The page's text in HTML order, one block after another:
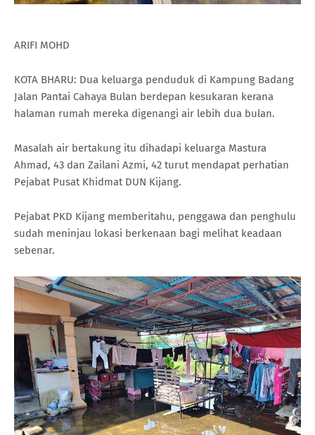
ARIFI MOHD
KOTA BHARU: Dua keluarga penduduk di Kampung Badang
Jalan Pantai Cahaya Bulan berdepan kesukaran kerana
halaman rumah mereka digenangi air lebih dua bulan.
Masalah air bertakung itu dihadapi keluarga Mastura
Ahmad, 43 dan Zailani Azmi, 42 turut mendapat perhatian
Pejabat Pusat Khidmat DUN Kijang.
Pejabat PKD Kijang memberitahu, penggawa dan penghulu
sudah meninjau lokasi berkenaan bagi melihat keadaan
sebenar.